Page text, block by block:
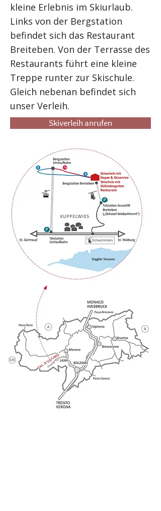
kleine Erlebnis im Skiurlaub.
Links von der Bergstation
befindet sich das Restaurant
Breiteben. Von der Terrasse des
Restaurants führt eine kleine
Treppe runter zur Skischule.
Gleich nebenan befindet sich
unser Verleih.
Skiverleih anrufen